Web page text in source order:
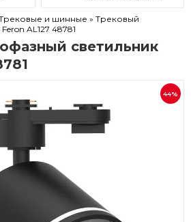
и шинные » Трековый
AL127 48781
светильник
44%